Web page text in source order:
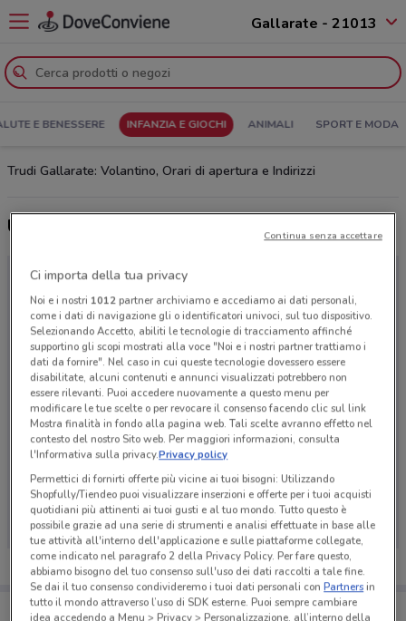
Gallarate - 21013
E BENESSERE INFANZIA E GIOCHI ANIMALI SPORT E MODA
Trudi Gallarate: Volantino, Orari di apertura e Indirizzi
Ultime offerte del volantino Trudi
Ci dispiace, al momento non abbiamo pubblicato
volantini nella tua zona. Riprova più tardi.
Porta DoveConviene sempre con te!
Ci importa della tua privacy
Noi e i nostri 1012partner archiviamo e accediamo ai dati personali,
come i dati di navigazione gli o identificatori univoci, sul tuo dispositivo.
Selezionando Accetto, abiliti le tecnologie di tracciamento affinché
supportino gli scopi mostrati alla voce "Noi e i nostri partner trattiamo i
dati da fornire". Nel caso in cui queste tecnologie dovessero essere
disabilitate, alcuni contenuti e annunci visualizzati potrebbero non
essere rilevanti. Puoi accedere nuovamente a questo menu per
modificare le tue scelte o per revocare il consenso facendo clic sul link
Mostra finalità in fondo alla pagina web. Tali scelte avranno effetto nel
contesto del nostro Sito web. Per maggiori informazioni, consulta
l'Informativa sulla privacy.Privacy policy
Permettici di fornirti offerte più vicine ai tuoi bisogni: Utilizzando
Shopfully/Tiendeo puoi visualizzare inserzioni e offerte per i tuoi acquisti
quotidiani più attinenti ai tuoi gusti e al tuo mondo. Tutto questo è
possibile grazie ad una serie di strumenti e analisi effettuate in base alle
tue attività all'interno dell'applicazione e sulle piattaforme collegate,
come indicato nel paragrafo 2 della Privacy Policy. Per fare questo,
abbiamo bisogno del tuo consenso sull'uso dei dati raccolti a tale fine.
Se dai il tuo consenso condivideremo i tuoi dati personali conPartnersin
tutto il mondo attraverso l’uso di SDK esterne. Puoi sempre cambiare
idea accedendo a Menu > Privacy > Personalizzazione, all’interno della
Continua senza accettare